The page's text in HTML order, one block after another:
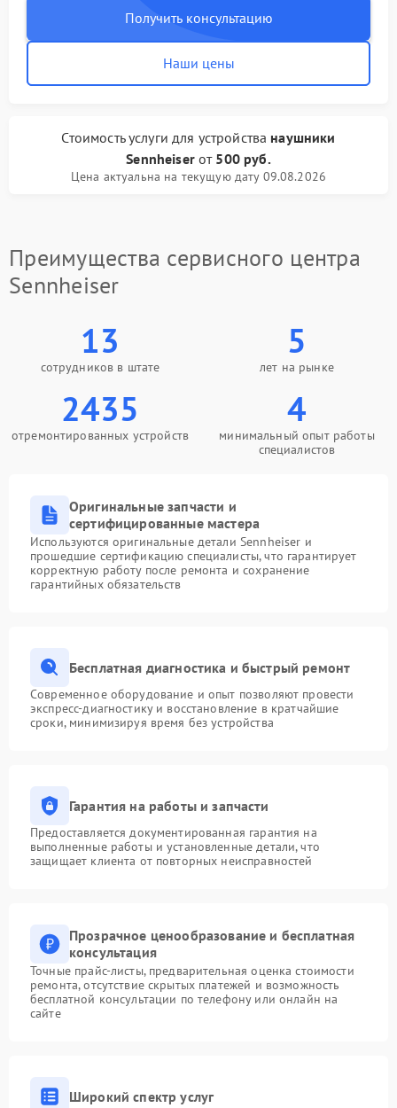
Получить консультацию
Наши цены
Стоимость услугидля устройства наушники
Sennheiserот 500 руб.
Цена актуальна на текущую дату 09.08.2026
Преимущества сервисного центра
Sennheiser
13
сотрудников в штате
5
лет на рынке
2435
отремонтированных устройств
4
минимальный опыт работы
специалистов
Оригинальные запчасти и
сертифицированные мастера
Используются оригинальные детали Sennheiser и
прошедшие сертификацию специалисты, что гарантирует
корректную работу после ремонта и сохранение
гарантийных обязательств
Бесплатная диагностика и быстрый ремонт
Современное оборудование и опыт позволяют провести
экспресс-диагностику и восстановление в кратчайшие
сроки, минимизируя время без устройства
Гарантия на работы и запчасти
Предоставляется документированная гарантия на
выполненные работы и установленные детали, что
защищает клиента от повторных неисправностей
Прозрачное ценообразование и бесплатная
консультация
Точные прайс-листы, предварительная оценка стоимости
ремонта, отсутствие скрытых платежей и возможность
бесплатной консультации по телефону или онлайн на
сайте
Широкий спектр услуг